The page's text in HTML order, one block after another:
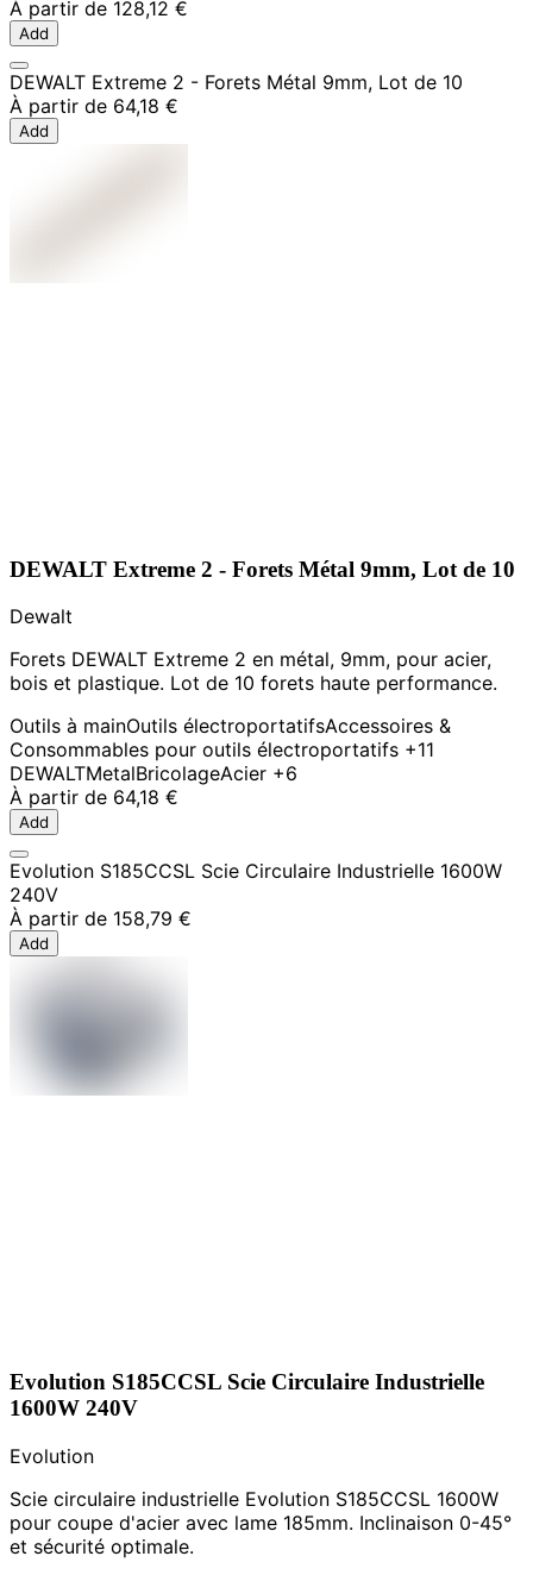
À partir de 128,12 €
Add
DEWALT Extreme 2 - Forets Métal 9mm, Lot de 10
À partir de 64,18 €
Add
DEWALT Extreme 2 - Forets Métal 9mm, Lot de 10
Dewalt
Forets DEWALT Extreme 2 en métal, 9mm, pour acier,
bois et plastique. Lot de 10 forets haute performance.
Outils à mainOutils électroportatifsAccessoires &
Consommables pour outils électroportatifs +11
DEWALTMetalBricolageAcier +6
À partir de 64,18 €
Add
Evolution S185CCSL Scie Circulaire Industrielle 1600W
240V
À partir de 158,79 €
Add
Evolution S185CCSL Scie Circulaire Industrielle
1600W 240V
Evolution
Scie circulaire industrielle Evolution S185CCSL 1600W
pour coupe d'acier avec lame 185mm. Inclinaison 0-45°
et sécurité optimale.